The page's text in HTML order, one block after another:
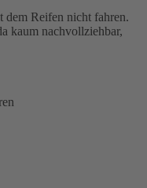
dem Reifen nicht fahren.
kaum nachvollziehbar,